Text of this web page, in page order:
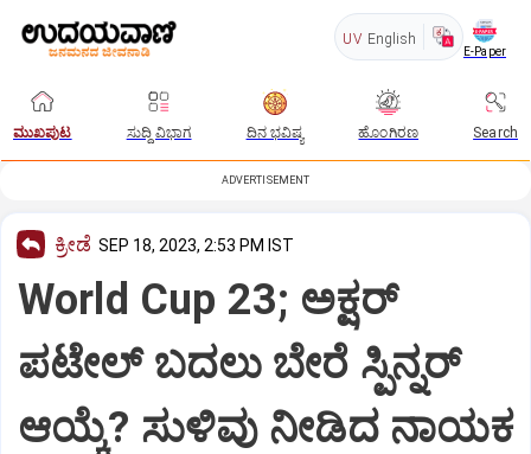
UV English
E-Paper
ಮುಖಪುಟ ಸುದ್ದಿ ವಿಭಾಗ ದಿನ ಭವಿಷ್ಯ ಹೊಂಗಿರಣ Search
ADVERTISEMENT
ಕ್ರೀಡೆ SEP 18, 2023, 2:53 PM IST
World Cup 23; ಅಕ್ಷರ್
ಪಟೇಲ್ ಬದಲು ಬೇರೆ ಸ್ಪಿನ್ನರ್
ಆಯ್ಕೆ? ಸುಳಿವು ನೀಡಿದ ನಾಯಕ